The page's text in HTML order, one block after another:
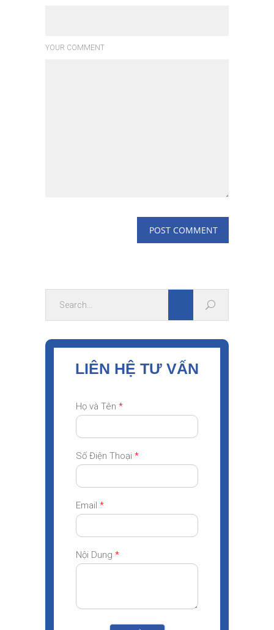
YOUR COMMENT
LIÊN HỆ TƯ VẤN
Họ và Tên *
Số Điện Thoại *
Email *
Nội Dung *